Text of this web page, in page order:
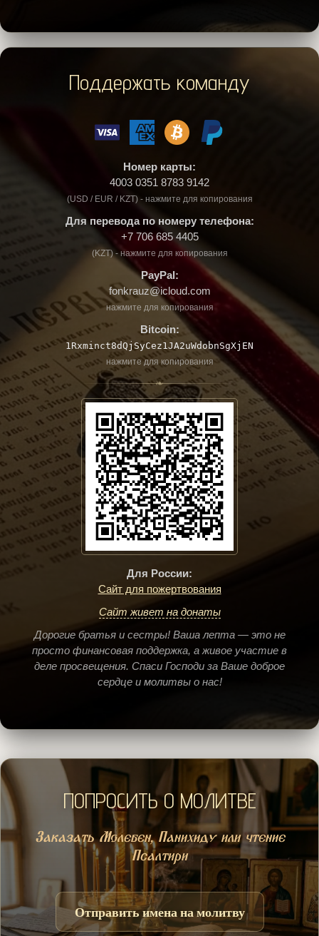
Поддержать команду
Номер карты:
4003 0351 8783 9142
(USD / EUR / KZT) - нажмите для копирования
Для перевода по номеру телефона:
+7 706 685 4405
(KZT) - нажмите для копирования
PayPal:
fonkrauz@icloud.com
нажмите для копирования
Bitcoin:
1Rxminct8dQjSyCez1JA2uWdobnSgXjEN
нажмите для копирования
❧
Для России:
Сайт для пожертвования
Сайт живет на донаты
Дорогие братья и сестры! Ваша лепта — это не
просто финансовая поддержка, а живое участие в
деле просвещения. Спаси Господи за Ваше доброе
сердце и молитвы о нас!
ПОПРОСИТЬ О МОЛИТВЕ
Заказать Молебен, Панихиду или чтение
Псалтири
Отправить имена на молитву